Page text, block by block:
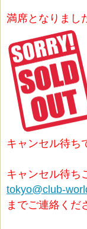
満席となりまし
キャンセル待ち
キャンセル待ち
tokyo@club-
までご連絡くだ